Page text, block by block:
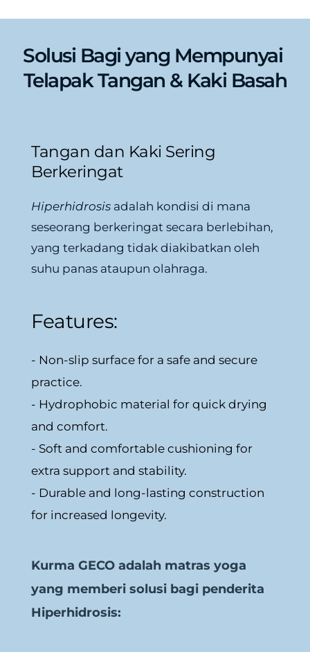
Solusi Bagi yang Mempunyai
Telapak Tangan & Kaki Basah
Tangan dan Kaki Sering
Berkeringat
Hiperhidrosis adalah kondisi di mana
seseorang berkeringat secara berlebihan,
yang terkadang tidak diakibatkan oleh
suhu panas ataupun olahraga.
Features:
- Non-slip surface for a safe and secure
practice.
- Hydrophobic material for quick drying
and comfort.
- Soft and comfortable cushioning for
extra support and stability.
- Durable and long-lasting construction
for increased longevity.
Kurma GECO adalah matras yoga
yang memberi solusi bagi penderita
Hiperhidrosis: